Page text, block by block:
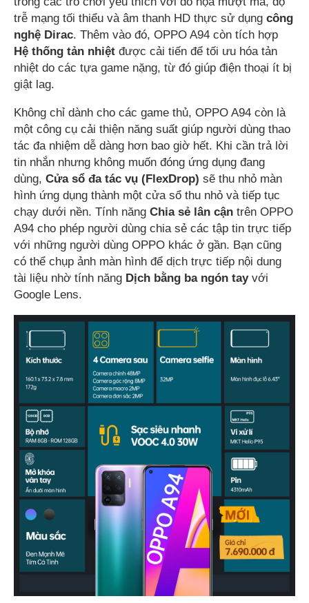
trễ mạng tối thiểu và âm thanh HD thực sử dụng công
nghệ Dirac. Thêm vào đó, OPPO A94 còn tích hợp
Hệ thống tản nhiệt được cải tiến để tối ưu hóa tản
nhiệt do các tựa game nặng, từ đó giúp điện thoại ít bị
giật lag.
Không chỉ dành cho các game thủ, OPPO A94 còn là
một công cụ cải thiện năng suất giúp người dùng thao
tác đa nhiệm dễ dàng hơn bao giờ hết. Khi cần trả lời
tin nhắn nhưng không muốn đóng ứng dụng đang
dùng, Cửa sổ đa tác vụ (FlexDrop) sẽ thu nhỏ màn
hình ứng dụng thành một cửa sổ thu nhỏ và tiếp tục
chạy dưới nền. Tính năng Chia sẻ lân cận trên OPPO
A94 cho phép người dùng chia sẻ các tập tin trực tiếp
với những người dùng OPPO khác ở gần. Bạn cũng
có thể chụp ảnh màn hình để dịch trực tiếp nội dung
tài liệu nhờ tính năng Dịch bằng ba ngón tay với
Google Lens.